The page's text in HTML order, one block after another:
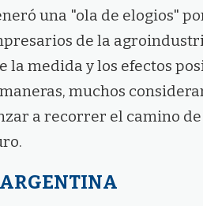
una "ola de elogios"
de la
la medida y los efectos
muchos
a recorrer el camino